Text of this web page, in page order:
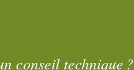
conseil technique ?